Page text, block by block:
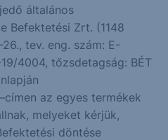
általános
Befektetési Zrt. (1148
tev. eng. szám: E-
4004, tőzsdetagság: BÉT
–címen az egyes termékek
melyeket kérjük,
döntése